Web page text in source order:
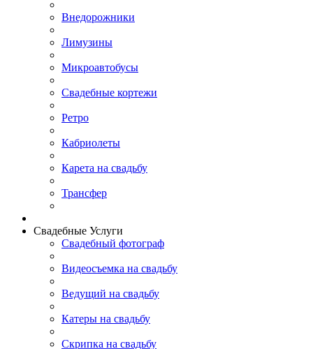
Внедорожники
Лимузины
Микроавтобусы
Свадебные кортежи
Ретро
Кабриолеты
Карета на свадьбу
Трансфер
Свадебные Услуги
Свадебный фотограф
Видеосъемка на свадьбу
Ведущий на свадьбу
Катеры на свадьбу
Скрипка на свадьбу